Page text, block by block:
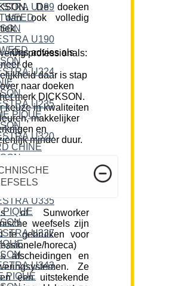
De doeken
dan ook volledig
als zonwering professionals:
de
daar is stap
naar doeken
merk DICKSON.
keuze in kwaliteiten
makkelijker
en
minder duur.
of Sunworker
weefsels zijn
te gebruiken voor
horeca)
afscheidingen en
Ze
een uitstekende